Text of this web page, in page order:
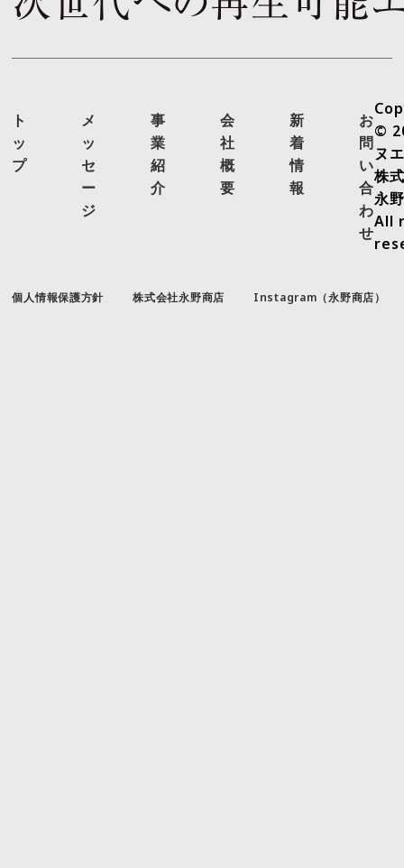
ト
ッ
プ
メ
ッ
セ
ー
ジ
事
業
紹
介
会
社
概
要
新
着
情
報
お
問
い
合
わ
せ
©
ヌ
株
永
All
個人情報保護方針 株式会社永野商店 Instagram（永野商店）